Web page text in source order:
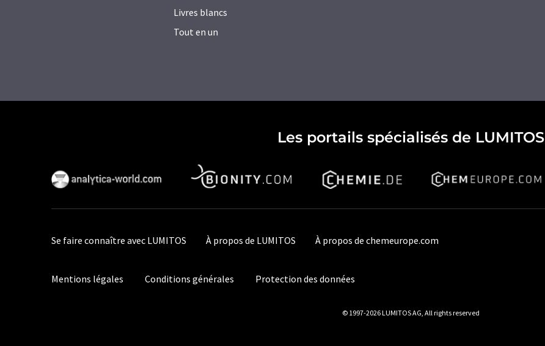
Livres blancs
Tout en un
Les portails spécialisés de LUMITOS
Se faire connaître avec LUMITOS À propos de LUMITOS À propos de chemeurope.com
Mentions légales Conditions générales Protection des données
© 1997-2026 LUMITOS AG, All rights reserved